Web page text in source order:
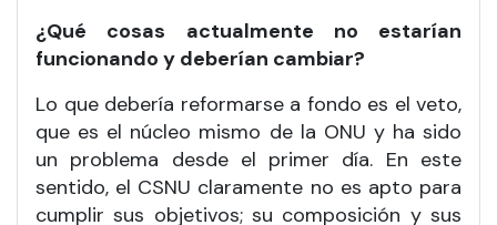
¿Qué cosas actualmente no estarían
funcionando y deberían cambiar?
Lo que debería reformarse a fondo es el veto,
que es el núcleo mismo de la ONU y ha sido
un problema desde el primer día. En este
sentido, el CSNU claramente no es apto para
cumplir sus objetivos; su composición y sus